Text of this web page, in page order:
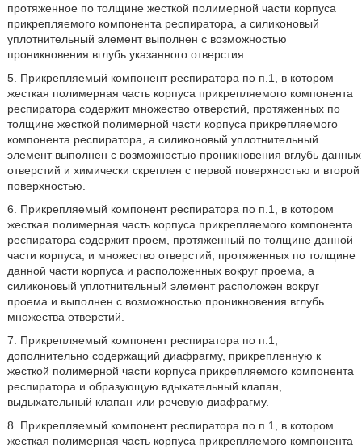
протяженное по толщине жесткой полимерной части корпуса
прикрепляемого компонента респиратора, а силиконовый
уплотнительный элемент выполнен с возможностью
проникновения вглубь указанного отверстия.
5. Прикрепляемый компонент респиратора по п.1, в котором
жесткая полимерная часть корпуса прикрепляемого компонента
респиратора содержит множество отверстий, протяженных по
толщине жесткой полимерной части корпуса прикрепляемого
компонента респиратора, а силиконовый уплотнительный
элемент выполнен с возможностью проникновения вглубь данных
отверстий и химически скреплен с первой поверхностью и второй
поверхностью.
6. Прикрепляемый компонент респиратора по п.1, в котором
жесткая полимерная часть корпуса прикрепляемого компонента
респиратора содержит проем, протяженный по толщине данной
части корпуса, и множество отверстий, протяженных по толщине
данной части корпуса и расположенных вокруг проема, а
силиконовый уплотнительный элемент расположен вокруг
проема и выполнен с возможностью проникновения вглубь
множества отверстий.
7. Прикрепляемый компонент респиратора по п.1,
дополнительно содержащий диафрагму, прикрепленную к
жесткой полимерной части корпуса прикрепляемого компонента
респиратора и образующую вдыхательный клапан,
выдыхательный клапан или речевую диафрагму.
8. Прикрепляемый компонент респиратора по п.1, в котором
жесткая полимерная часть корпуса прикрепляемого компонента